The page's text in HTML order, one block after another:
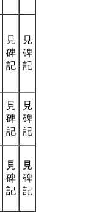
見
碑
記
見
碑
記
見
碑
記
見
碑
記
見
碑
記
見
碑
記